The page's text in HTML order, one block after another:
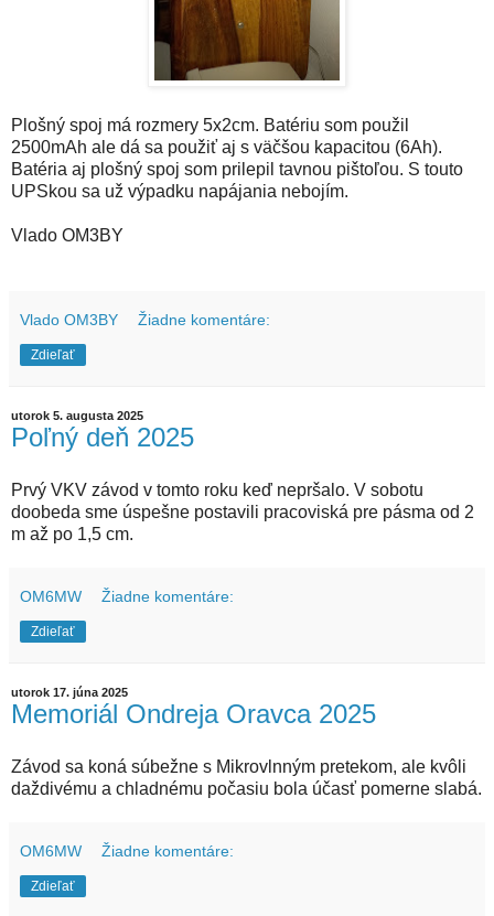
Plošný spoj má rozmery 5x2cm. Batériu som použil
2500mAh ale dá sa použiť aj s väčšou kapacitou (6Ah).
Batéria aj plošný spoj som prilepil tavnou pištoľou. S touto
UPSkou sa už výpadku napájania nebojím.
Vlado OM3BY
Vlado OM3BY Žiadne komentáre:
Zdieľať
utorok 5. augusta 2025
Poľný deň 2025
Prvý VKV závod v tomto roku keď nepršalo. V sobotu
doobeda sme úspešne postavili pracoviská pre pásma od 2
m až po 1,5 cm.
OM6MW Žiadne komentáre:
Zdieľať
utorok 17. júna 2025
Memoriál Ondreja Oravca 2025
Závod sa koná súbežne s Mikrovlnným pretekom, ale kvôli
daždivému a chladnému počasiu bola účasť pomerne slabá.
OM6MW Žiadne komentáre:
Zdieľať